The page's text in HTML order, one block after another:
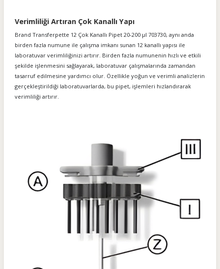
Verimliliği Artıran Çok Kanallı Yapı
Brand Transferpette 12 Çok Kanallı Pipet 20-200 µl 703730, aynı anda
birden fazla numune ile çalışma imkanı sunan 12 kanallı yapısı ile
laboratuvar verimliliğinizi artırır. Birden fazla numunenin hızlı ve etkili
şekilde işlenmesini sağlayarak, laboratuvar çalışmalarında zamandan
tasarruf edilmesine yardımcı olur. Özellikle yoğun ve verimli analizlerin
gerçekleştirildiği laboratuvarlarda, bu pipet, işlemleri hızlandırarak
verimliliği artırır.